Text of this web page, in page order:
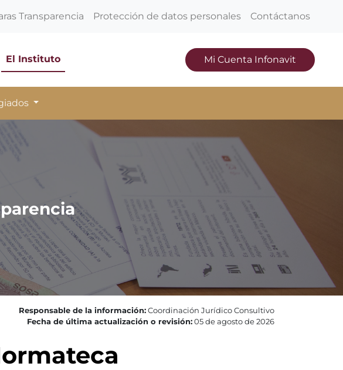
Transparencia Protección de datos personales Contáctanos
El Instituto Mi Cuenta Infonavit
Responsable de la información: Coordinación Jurídico Consultivo
Fecha de última actualización o revisión: 05 de agosto de 2026